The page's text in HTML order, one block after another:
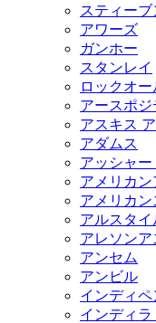
スティーブ
アワーズ
ガンホー
スタンレイ
ロックオー
アースポジ
アスキス
アダムス
アッシャー
アメリカ
アメリカ
アルスタ
アレソンア
アンセム
アンビル
インディ
インディラ